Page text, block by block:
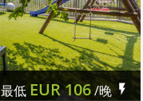
最低EUR106/晚